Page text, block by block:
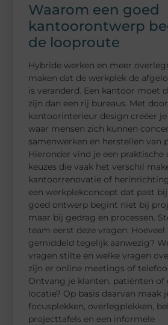
Waarom een goed
kantoorontwerp
de looproute
Hybride werken en meer
maken dat de werkplek de
is veranderd. Een kantoor moet
zijn dan een rij bureaus. Met
kantoorinterieur design creëer
waar mensen zich kunnen
samenwerken en herstellen van
Hieronder vind je een praktische
keuzes die vaak het verschil
kantoorrenovatie of
een werkplekconcept dat past
goed ontwerp begint niet bij
maar bij gedrag en processen.
team eerst deze vragen:
gemiddeld tegelijk aanwezig?
vragen stilte en welke vragen
zijn er online meetings of
Ontvang je klanten, patiënten of
locatie? Op basis daarvan maak
focusplekken, overlegplekken,
projecttafels en een informele